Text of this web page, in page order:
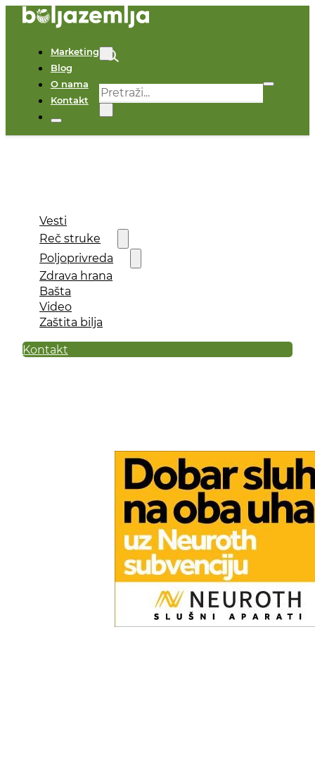
Marketing
Blog
O nama
Kontakt
Pretraga
Vesti
Reč struke
Poljoprivreda
Zdrava hrana
Bašta
Video
Zaštita bilja
Kontakt